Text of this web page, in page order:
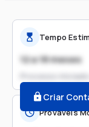
Tempo
12 a 18 meses
Processo iniciado
Criar
Prováveis